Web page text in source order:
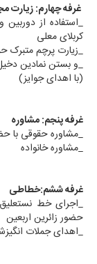
غرفه چهارم: زیارت
_استفاده از
کربلای معلی
_زیارت پرچم متبرک
_و بستن نمادین دخیل
(با اهدای جوایز)
غرفه پنجم: مشاوره
_مشاوره حقوقی با
_مشاوره خانواده
غرفه ششم:خطاطی
_اجرای خط
حضور زائرین اربعین
_اهدای جملات